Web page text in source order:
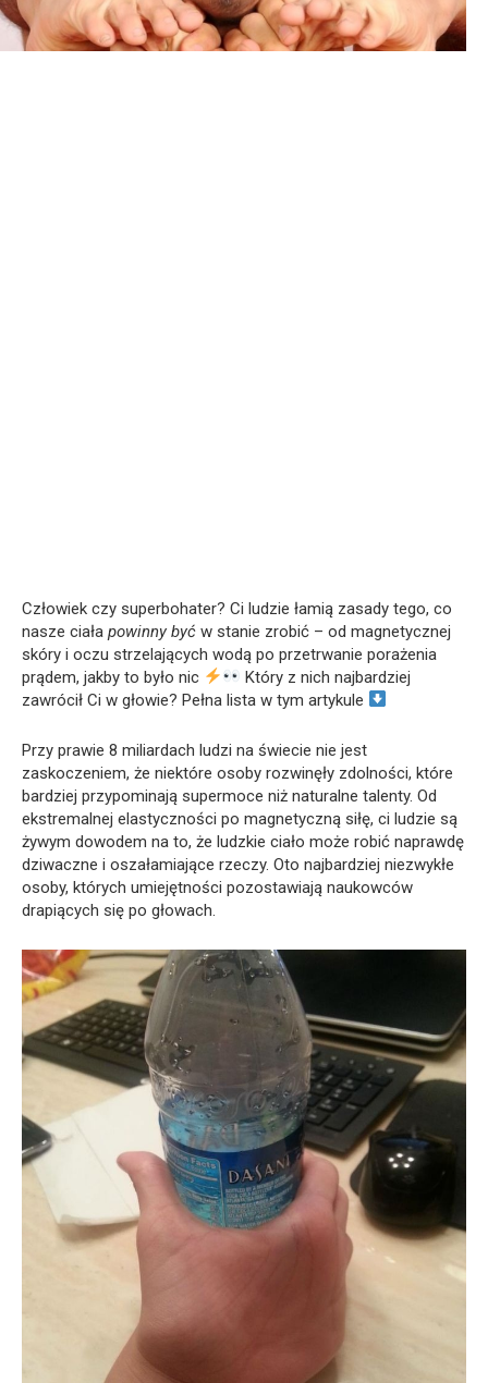
Człowiek czy superbohater? Ci ludzie łamią zasady tego, co
nasze ciała powinny być w stanie zrobić – od magnetycznej
skóry i oczu strzelających wodą po przetrwanie porażenia
prądem, jakby to było nic
Który z nich najbardziej
zawrócił Ci w głowie? Pełna lista w tym artykule
Przy prawie 8 miliardach ludzi na świecie nie jest
zaskoczeniem, że niektóre osoby rozwinęły zdolności, które
bardziej przypominają supermoce niż naturalne talenty. Od
ekstremalnej elastyczności po magnetyczną siłę, ci ludzie są
żywym dowodem na to, że ludzkie ciało może robić naprawdę
dziwaczne i oszałamiające rzeczy. Oto najbardziej niezwykłe
osoby, których umiejętności pozostawiają naukowców
drapiących się po głowach.